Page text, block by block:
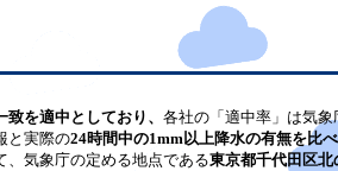
を適中としており、 各社の「適中率」は気象
と実際の24時間中の1mm以上降水の有無を比べ
気象庁の定める地点である東京都千代田区北